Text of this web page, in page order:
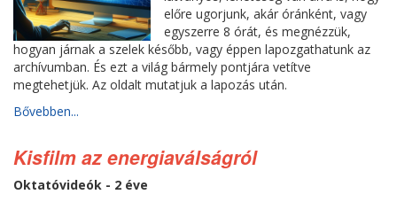
előre ugorjunk, akár óránként, vagy
egyszerre 8 órát, és megnézzük,
hogyan járnak a szelek később, vagy éppen lapozgathatunk az
archívumban. És ezt a világ bármely pontjára vetítve
megtehetjük. Az oldalt mutatjuk a lapozás után.
Bővebben...
Kisfilm az energiaválságról
Oktatóvideók - 2 éve